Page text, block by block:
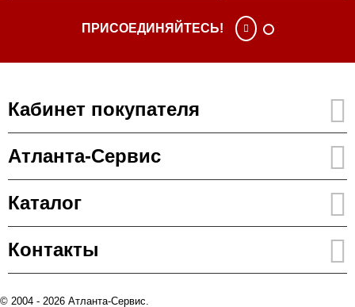
ПРИСОЕДИНЯЙТЕСЬ!
Кабинет покупателя
Атланта-Сервис
Каталог
Контакты
© 2004 - 2026 Атланта-Сервис.